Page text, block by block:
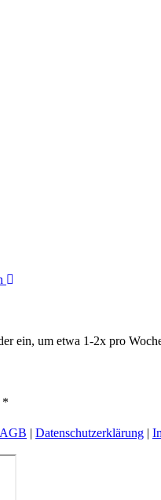
ein, um etwa 1-2x pro
*
AGB | Datenschutzerklärung |